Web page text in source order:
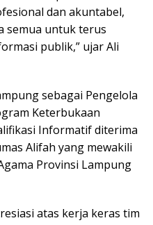
dan akuntabel,
semua untuk terus
publik,” ujar Ali
sebagai Pengelola
Keterbukaan
Informatif diterima
Alifah yang mewakili
Provinsi Lampung
atas kerja keras tim